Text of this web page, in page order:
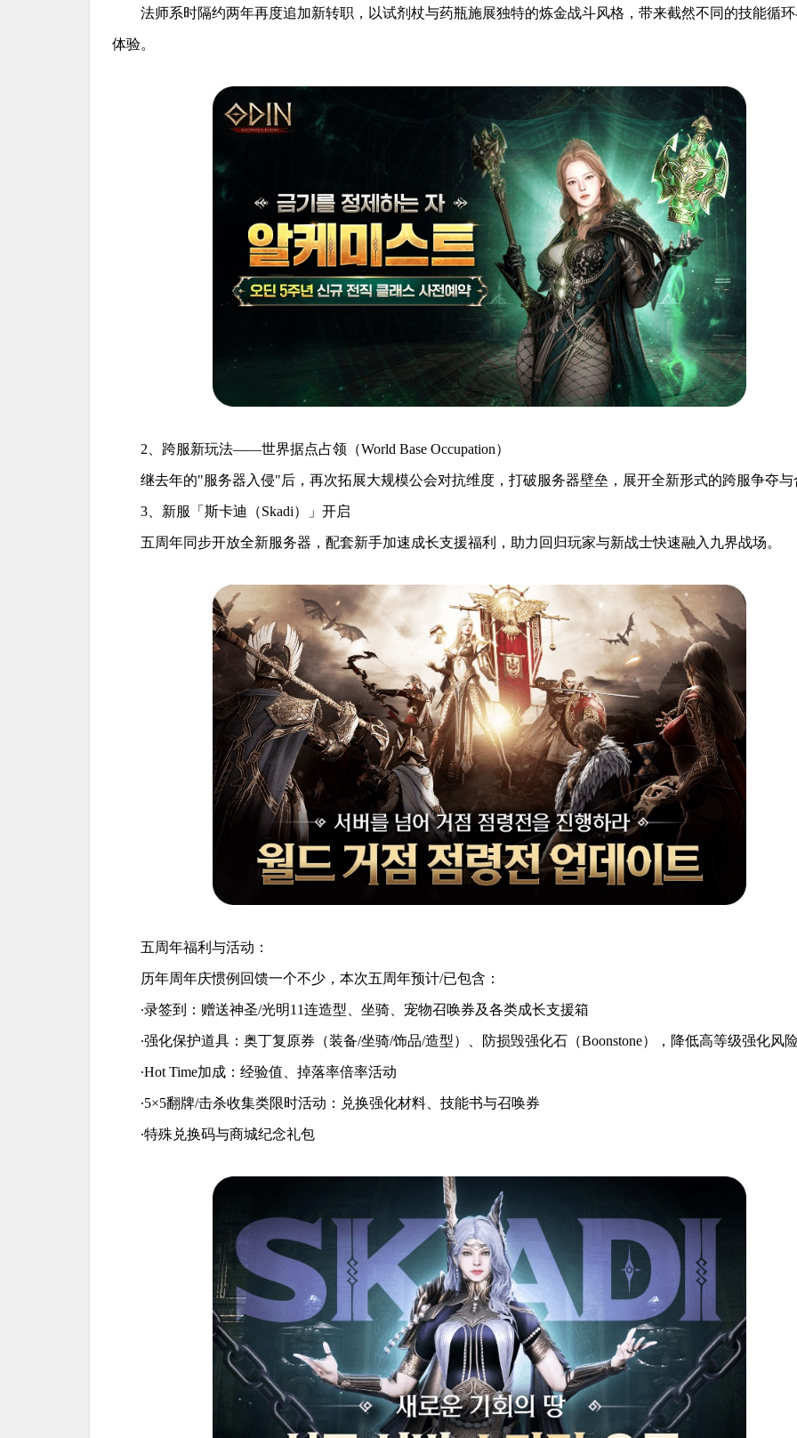
法师系时隔约两年再度追加新转职，以试剂杖与药瓶施展独特的炼金战斗风格，带来截然不同的技能循
体验。
2、跨服新玩法——世界据点占领（World Base Occupation）
继去年的"服务器入侵"后，再次拓展大规模公会对抗维度，打破服务器壁垒，展开全新形式的跨服争夺与
3、新服「斯卡迪（Skadi）」开启
五周年同步开放全新服务器，配套新手加速成长支援福利，助力回归玩家与新战士快速融入九界战场。
五周年福利与活动：
历年周年庆惯例回馈一个不少，本次五周年预计/已包含：
∙录签到：赠送神圣/光明11连造型、坐骑、宠物召唤券及各类成长支援箱
∙强化保护道具：奥丁复原券（装备/坐骑/饰品/造型）、防损毁强化石（Boonstone），降低高等级强化风
∙Hot Time加成：经验值、掉落率倍率活动
∙5×5翻牌/击杀收集类限时活动：兑换强化材料、技能书与召唤券
∙特殊兑换码与商城纪念礼包